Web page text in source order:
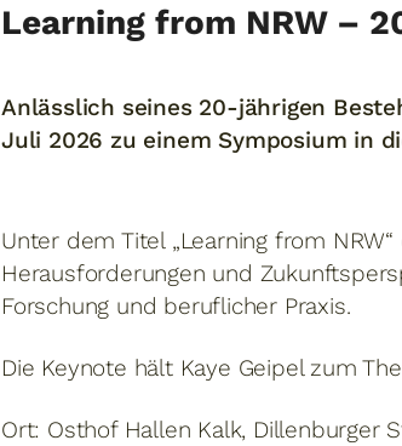
Learning from NRW –
Anlässlich seines 20-jährigen
Juli 2026 zu einem Symposium in
Unter dem Titel „Learning from
Herausforderungen und
Forschung und beruflicher Praxis.
Die Keynote hält Kaye Geipel zum
Ort: Osthof Hallen Kalk, Dillenburger